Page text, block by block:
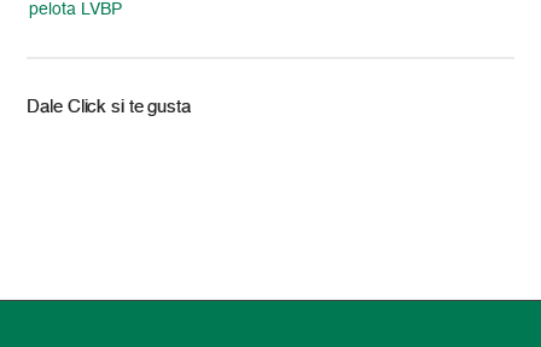
pelota LVBP
Dale Click si te gusta